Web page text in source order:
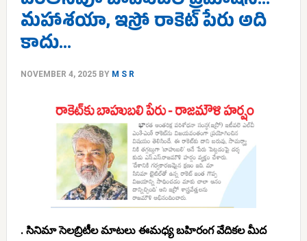
మహాశయా, ఇస్రో రాకెట్ పేరు అది
కాదు…
NOVEMBER 4, 2025BY M S R
. సినిమా సెలబ్రిటీల మాటలు ఈమధ్య బహిరంగ వేదికల మీద